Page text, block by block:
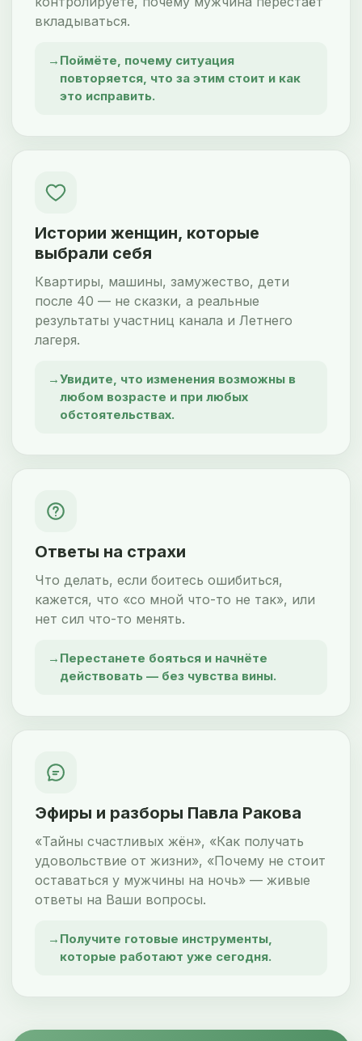
вкладываться.
Поймёте, почему ситуация
повторяется, что за этим стоит и как
это исправить.
Истории женщин, которые
выбрали себя
Квартиры, машины, замужество, дети
после 40 — не сказки, а реальные
результаты участниц канала и Летнего
лагеря.
Увидите, что изменения возможны в
любом возрасте и при любых
обстоятельствах.
Ответы на страхи
Что делать, если боитесь ошибиться,
кажется, что «со мной что-то не так», или
нет сил что-то менять.
Перестанете бояться и начнёте
действовать — без чувства вины.
Эфиры и разборы Павла Ракова
«Тайны счастливых жён», «Как получать
удовольствие от жизни», «Почему не стоит
оставаться у мужчины на ночь» — живые
ответы на Ваши вопросы.
Получите готовые инструменты,
которые работают уже сегодня.